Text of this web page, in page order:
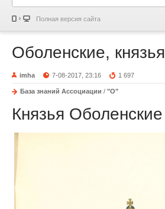
Полная версия сайта
Оболенские, князья
imha 7-08-2017, 23:16 1 697
База знаний Ассоциации / "О"
Князья Оболенские